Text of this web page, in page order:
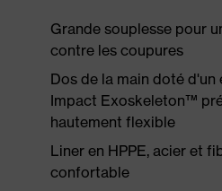
Grande souplesse pour
contre les coupures
Dos de la main doté
Impact Exoskeleton™
hautement flexible
Liner en HPPE, acier et
confortable